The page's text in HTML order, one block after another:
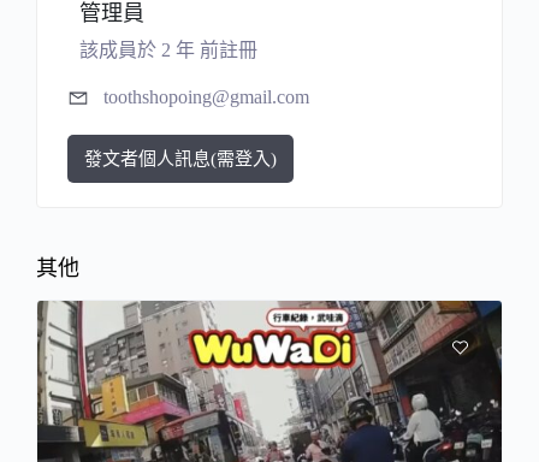
管理員
該成員於 2 年 前註冊
toothshopoing@gmail.com
發文者個人訊息(需登入)
其他